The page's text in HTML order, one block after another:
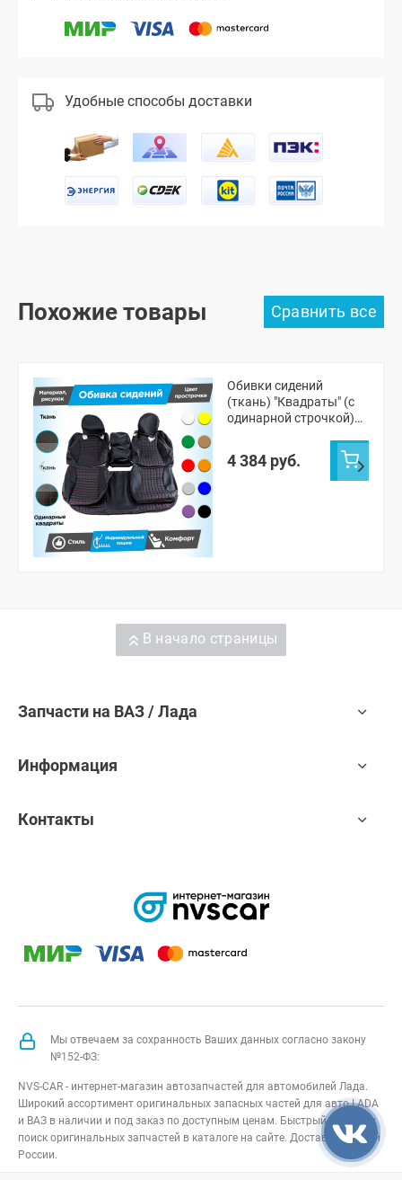
Удобные способы доставки
Похожие товары
Обивки сидений
(ткань) "Квадраты" (с
одинарной строчкой)
(овальные малые
подголовники)
4 384 руб.
В начало страницы
Запчасти на ВАЗ / Лада
Информация
Контакты
Мы отвечаем за сохранность Ваших данных согласно закону
№152-ФЗ:
NVS-CAR - интернет-магазин автозапчастей для автомобилей Лада.
Широкий ассортимент оригинальных запасных частей для авто LADA
и ВАЗ в наличии и под заказ по доступным ценам. Быстрый подбор и
поиск оригинальных запчастей в каталоге на сайте. Доставка по всей
России.